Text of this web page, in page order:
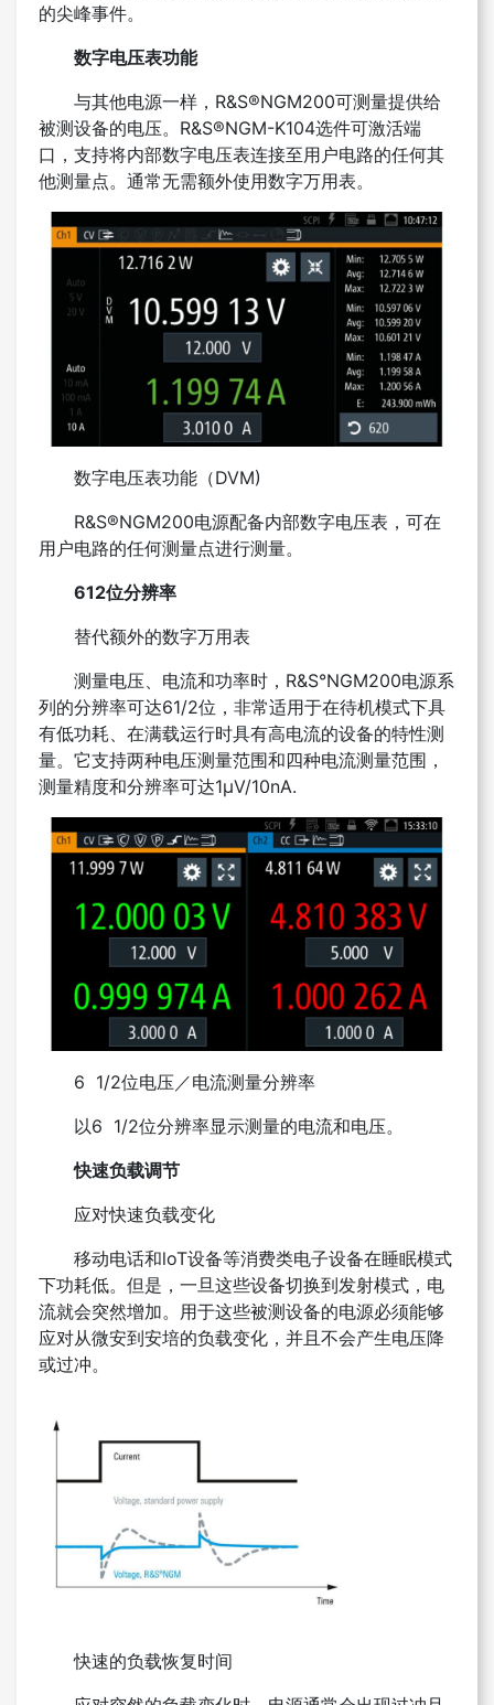
的尖峰事件。
数字电压表功能
与其他电源一样，R&S®NGM200可测量提供给
被测设备的电压。R&S®NGM-K104选件可激活端
口，支持将内部数字电压表连接至用户电路的任何其
他测量点。通常无需额外使用数字万用表。
数字电压表功能（DVM)
R&S®NGM200电源配备内部数字电压表，可在
用户电路的任何测量点进行测量。
612位分辨率
替代额外的数字万用表
测量电压、电流和功率时，R&S°NGM200电源系
列的分辨率可达61/2位，非常适用于在待机模式下具
有低功耗、在满载运行时具有高电流的设备的特性测
量。它支持两种电压测量范围和四种电流测量范围，
测量精度和分辨率可达1μV/10nA.
6 1/2位电压／电流测量分辨率
以6 1/2位分辨率显示测量的电流和电压。
快速负载调节
应对快速负载变化
移动电话和loT设备等消费类电子设备在睡眠模式
下功耗低。但是，一旦这些设备切换到发射模式，电
流就会突然增加。用于这些被测设备的电源必须能够
应对从微安到安培的负载变化，并且不会产生电压降
或过冲。
快速的负载恢复时间